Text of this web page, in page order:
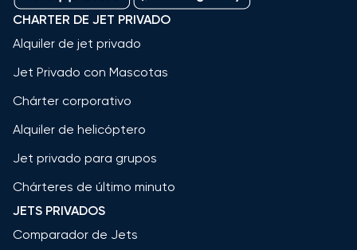
CHARTER DE JET PRIVADO
Alquiler de jet privado
Jet Privado con Mascotas
Chárter corporativo
Alquiler de helicóptero
Jet privado para grupos
Chárteres de último minuto
JETS PRIVADOS
Comparador de Jets